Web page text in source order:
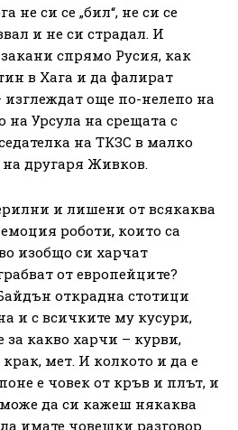
не си се „бил“, не си се
и не си страдал. И
спрямо Русия, как
в Хага и да фалират
още по-нелепо на
на Урсула на срещата с
на ТКЗС в малко
другаря Живков.
и лишени от всякаква
роботи, които са
изобщо си харчат
от европейците?
открадна стотици
и с всичките му кусури,
за какво харчи – курви,
крак, мет. И колкото и да е
е човек от кръв и плът, и
да си кажеш някаква
имате човешки разговор.